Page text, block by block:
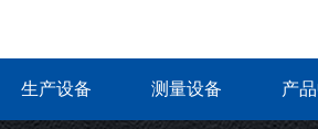
生产设备 测量设备 产